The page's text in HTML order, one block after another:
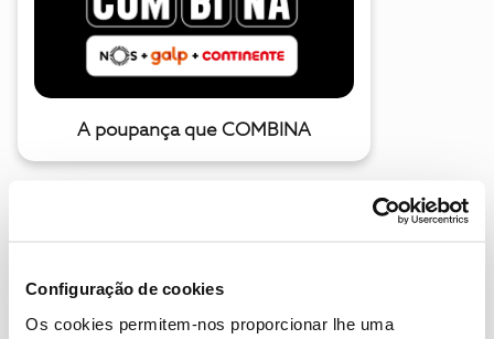
Configuração de cookies
Os cookies permitem-nos proporcionar lhe uma
A poupança que COMBINA